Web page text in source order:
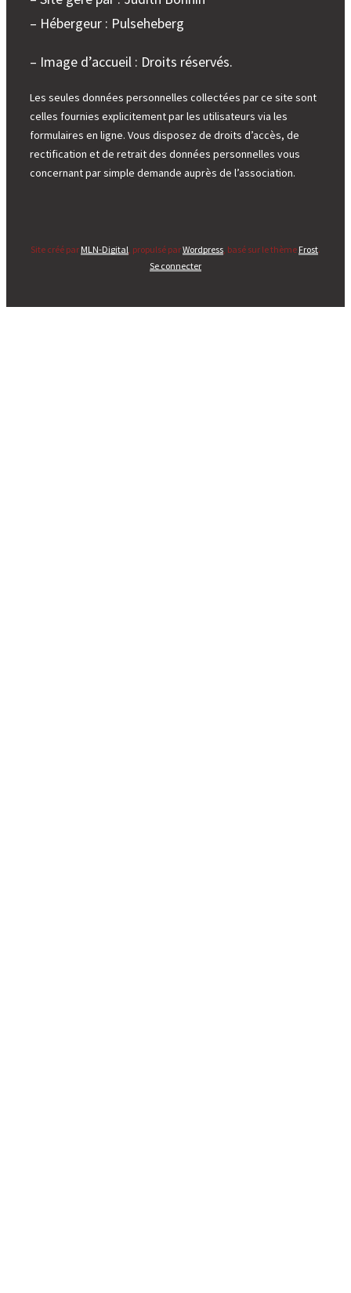
– Hébergeur : Pulseheberg
– Image d’accueil : Droits réservés.
Les seules données personnelles collectées par ce site sont
celles fournies explicitement par les utilisateurs via les
formulaires en ligne. Vous disposez de droits d’accès, de
rectification et de retrait des données personnelles vous
concernant par simple demande auprès de l’association.
Site créé par MLN-Digital, propulsé parWordpress, basé sur le thème Frost.
Se connecter